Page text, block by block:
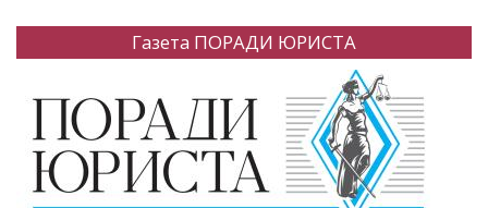
Газета ПОРАДИ ЮРИСТА